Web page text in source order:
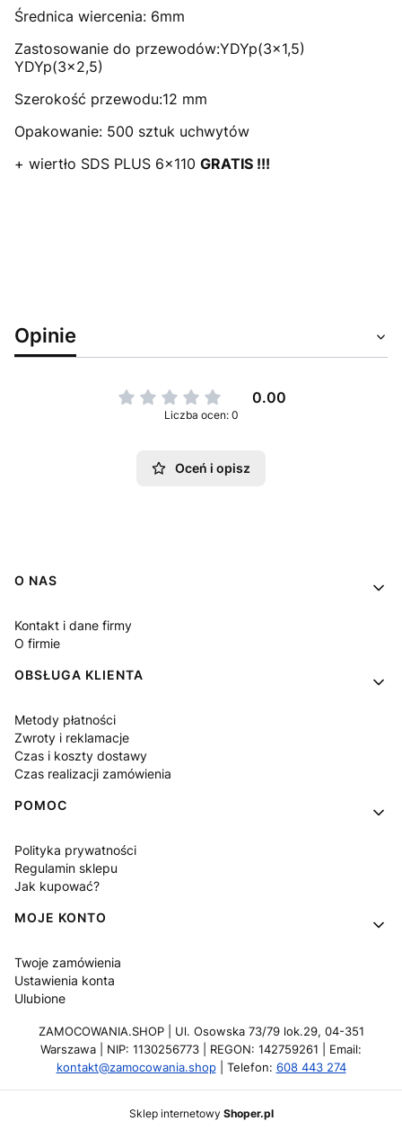
Średnica wiercenia: 6mm
Zastosowanie do przewodów:YDYp(3x1,5)
YDYp(3x2,5)
Szerokość przewodu:12 mm
Opakowanie: 500 sztuk uchwytów
+ wiertło SDS PLUS 6x110 GRATIS !!!
Opinie
0.00
Liczba ocen: 0
Oceń i opisz
Linki w stopce
O NAS
Kontakt i dane firmy
O firmie
OBSŁUGA KLIENTA
Metody płatności
Zwroty i reklamacje
Czas i koszty dostawy
Czas realizacji zamówienia
POMOC
Polityka prywatności
Regulamin sklepu
Jak kupować?
MOJE KONTO
Twoje zamówienia
Ustawienia konta
Ulubione
ZAMOCOWANIA.SHOP | Ul. Osowska 73/79 lok.29, 04-351
Warszawa | NIP: 1130256773 | REGON: 142759261 | Email:
kontakt@zamocowania.shop| Telefon: 608 443 274
Sklep internetowy Shoper.pl